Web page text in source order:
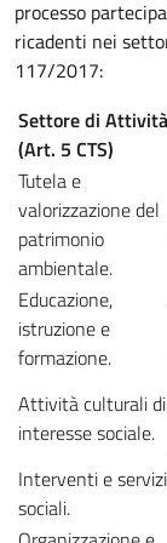
processo
ricadenti nei
117/2017:
Settore di Attività
(Art. 5 CTS)
Tutela e
valorizzazione del
patrimonio
ambientale.
Educazione,
istruzione e
formazione.
Attività culturali di
interesse sociale.
Interventi e servizi
sociali.